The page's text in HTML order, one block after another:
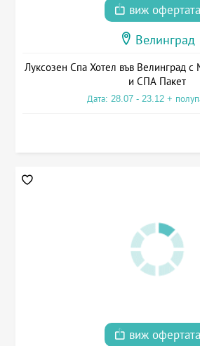
виж офертата
Велинград
Луксозен Спа Хотел във Велинград
и СПА Пакет
Дата: 28.07 - 23.12 +
виж офертата